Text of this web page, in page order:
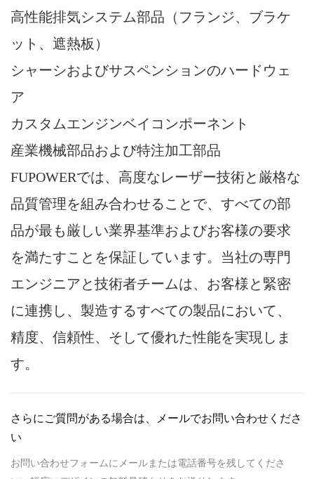
高性能排気システム部品（フランジ、ブラケ
ット、遮熱板）
シャーシおよびサスペンションのハードウェ
ア
カスタムエンジンベイコンポーネント
産業機械部品および特注加工部品
FUPOWERでは、高度なレーザー技術と厳格な
品質管理を組み合わせることで、すべての部
品が最も厳しい業界基準およびお客様の要求
を満たすことを保証しています。当社の専門
エンジニアと技術者チームは、お客様と緊密
に連携し、製造するすべての製品において、
精度、信頼性、そして優れた性能を実現しま
す。
さらにご質問がある場合は、メールでお問い合わせくださ
い
お問い合わせフォームにメールまたは電話番号を残してくださ